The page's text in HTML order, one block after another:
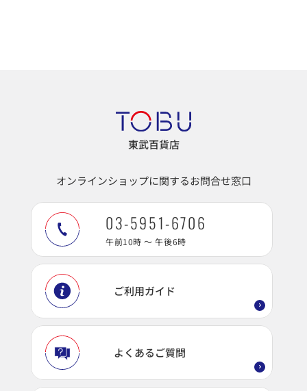
東武百貨店
オンラインショップに関するお問合せ窓口
03-5951-6706
午前10時 ～ 午後6時
ご利用ガイド
よくあるご質問